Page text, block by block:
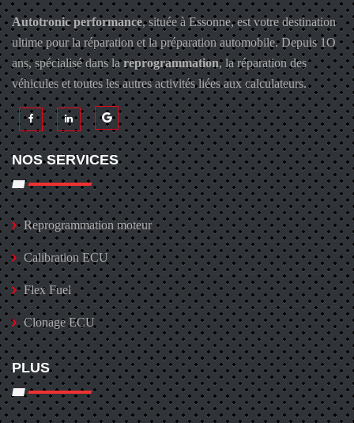
Autotronic performance, située à Essonne, est votre destination
ultime pour la réparation et la préparation automobile. Depuis 1O
ans, spécialisé dans lareprogrammation, la réparation des
véhicules et toutes les autres activités liées aux calculateurs.
NOS SERVICES
Reprogrammation moteur
Calibration ECU
Flex Fuel
Clonage ECU
PLUS